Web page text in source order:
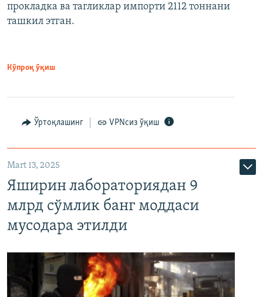
прокладка ва тагликлар импорти 2112 тоннани
ташкил этган.
Кўпроқ ўқиш
Ўртоқлашинг VPNсиз ўқиш
Mart 13, 2025
Яширин лабораториядан 9
млрд сўмлик банг моддаси
мусодара этилди